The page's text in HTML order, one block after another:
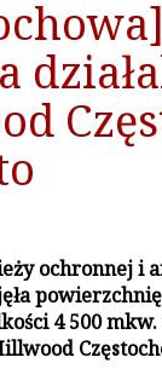
ochronnej i
4 500